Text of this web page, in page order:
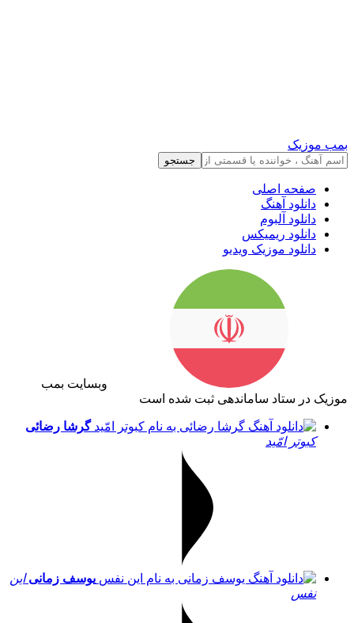
بمب موزیک
جستجو
صفحه اصلی
دانلود آهنگ
دانلود آلبوم
دانلود ریمیکس
دانلود موزیک ویدیو
وبسایت بمب
موزیک در ستاد ساماندهی ثبت شده است
گرشا رضائی
کبوتر امّید
یوسف زمانی این
نفس